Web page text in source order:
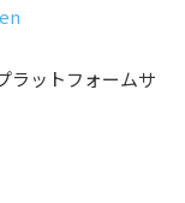
ラットフォームサ